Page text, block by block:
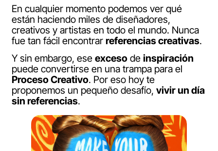
En cualquier momento podemos ver qué
están haciendo miles de diseñadores,
creativos y artistas en todo el mundo. Nunca
fue tan fácil encontrar referencias creativas.
Y sin embargo, ese exceso de inspiración
puede convertirse en una trampa para el
Proceso Creativo. Por eso hoy te
proponemos un pequeño desafío, vivir un día
sin referencias.